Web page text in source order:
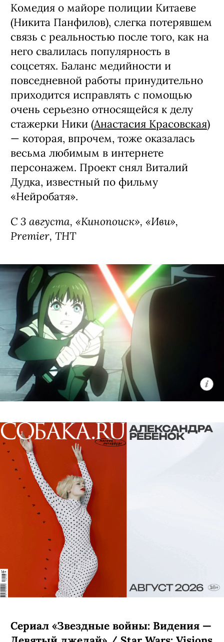
Комедия о майоре полиции Китаеве
(Никита Панфилов), слегка потерявшем
связь с реальностью после того, как на
него свалилась популярность в
соцсетях. Баланс медийности и
повседневной работы принудительно
приходится исправлять с помощью
очень серьезно относящейся к делу
стажерки Ники (Анастасия Красовская)
— которая, впрочем, тоже оказалась
весьма любимым в интернете
персонажем. Проект снял Виталий
Дудка, известный по фильму
«Нейробатя».
С 3 августа, «Кинопоиск», «Иви»,
Premier, ТНТ
Сериал «Звездные войны: Видения —